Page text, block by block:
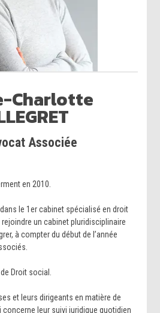
Charlotte
Associée
en 2010.
le 1er cabinet spécialisé en droit
un cabinet pluridisciplinaire
à compter du début de l’année
Droit social.
et leurs dirigeants en matière de
leur suivi juridique quotidien